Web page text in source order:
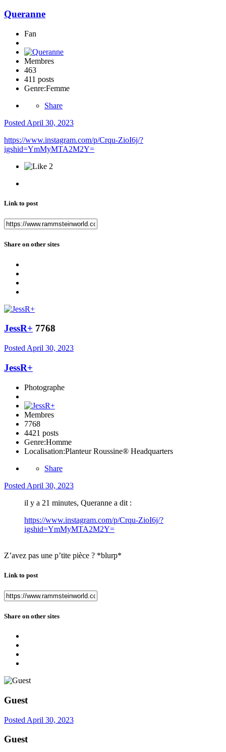
Queranne
Fan
Membres
463
411 posts
Genre:Femme
Share
Posted April 30, 2023
https://www.instagram.com/p/Crqu-ZioI6j/?
igshid=YmMyMTA2M2Y=
2
Link to post
Share on other sites
JessR+ 7768
Posted April 30, 2023
JessR+
Photographe
Membres
7768
4421 posts
Genre:Homme
Localisation:Planteur Roussine® Headquarters
Share
Posted April 30, 2023
il y a 21 minutes, Queranne a dit :
https://www.instagram.com/p/Crqu-ZioI6j/?
igshid=YmMyMTA2M2Y=
Z’avez pas une p’tite pièce ? *blurp*
Link to post
Share on other sites
Guest
Posted April 30, 2023
Guest